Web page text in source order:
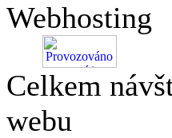
Webhosting
Celkem
webu